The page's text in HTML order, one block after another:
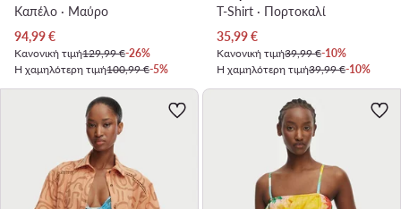
Καπέλο · Μαύρο
Τρέχουσα τιμή
94,99€
Κανονική τιμή129,99 €-26%
Η χαμηλότερη τιμή100,99 €-5%
T-Shirt · Πορτοκαλί
Τρέχουσα τιμή
35,99€
Κανονική τιμή39,99 €-10%
Η χαμηλότερη τιμή39,99 €-10%